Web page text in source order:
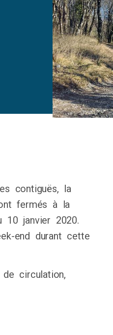
contiguës, la
fermés à la
10 janvier 2020.
end durant cette
circulation,